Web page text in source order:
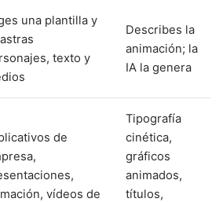
una plantilla y
texto y
Describes la
animación; la
IA la genera
de
vídeos de
Tipografía
cinética,
gráficos
animados,
títulos,